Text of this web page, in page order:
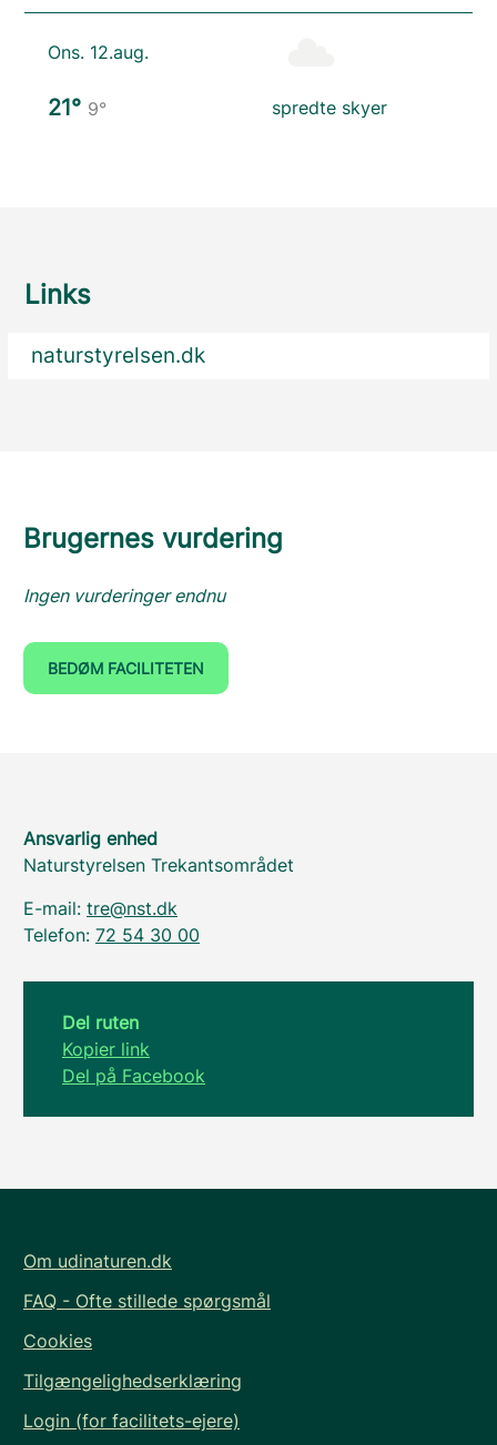
Ons. 12.aug.
21° 9° spredte skyer
Links
naturstyrelsen.dk
Brugernes vurdering
Ingen vurderinger endnu
BEDØM FACILITETEN
Ansvarlig enhed
Naturstyrelsen Trekantsområdet
E-mail: tre@nst.dk
Telefon: 72 54 30 00
Del ruten
Kopier link
Del på Facebook
Om udinaturen.dk
FAQ - Ofte stillede spørgsmål
Cookies
Tilgængelighedserklæring
Login (for facilitets-ejere)